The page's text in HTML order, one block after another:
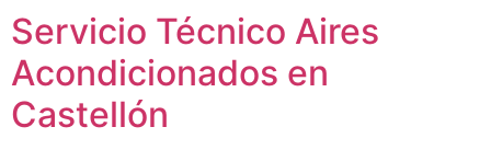
Servicio Técnico Aires
Acondicionados en
Castellón